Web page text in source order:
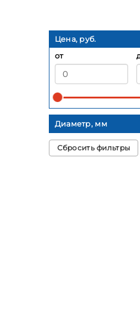
Цена, руб.
от
Диаметр, мм
Сбросить фильтры